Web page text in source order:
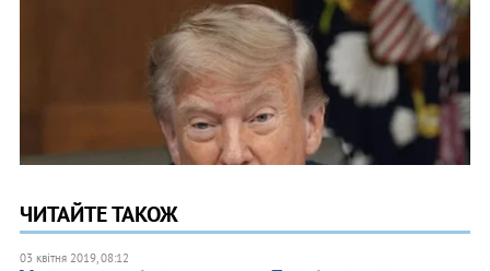
ЧИТАЙТЕ ТАКОЖ
03 квітня 2019, 08:12